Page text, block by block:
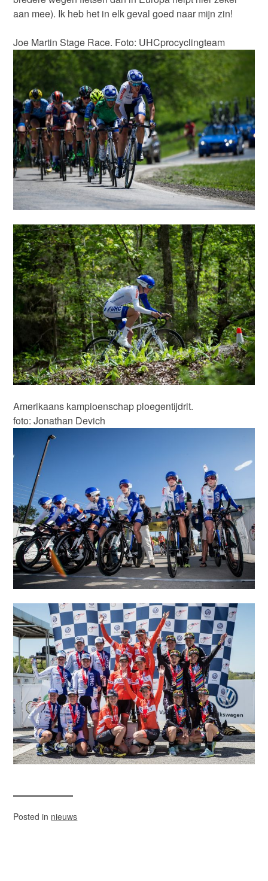
aan mee). Ik heb het in elk geval goed naar mijn zin!
Joe Martin Stage Race. Foto: UHCprocyclingteam
Amerikaans kampioenschap ploegentijdrit.
foto: Jonathan Devich
Posted in nieuws